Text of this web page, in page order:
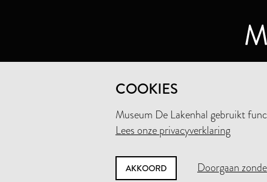
COOKIES
Museum De Lakenhal gebruikt
Lees onze privacyverklaring
AKKOORD Doorgaan
MUSEUM DE LAKENHAL
OUDE SINGEL 32
+31 (0)71 5165360